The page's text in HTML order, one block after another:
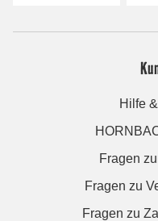
Hilfe
Fragen
Fragen zu
Fragen zu